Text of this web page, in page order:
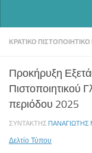
ΚΡΑΤΙΚΌ
Προκήρυξη
Πιστοποιητικού
περιόδου 2025
ΣΥΝΤΆΚΤΗΣ ΠΑΝΑΓΙΏΤΗΣ
Δελτίο Τύπου